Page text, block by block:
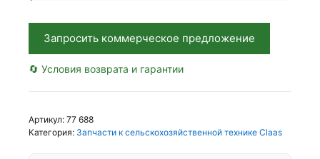
Запросить коммерческое предложение
🔄 Условия возврата и гарантии
Артикул: 77 688
Категория: Запчасти к сельскохозяйственной технике Claas